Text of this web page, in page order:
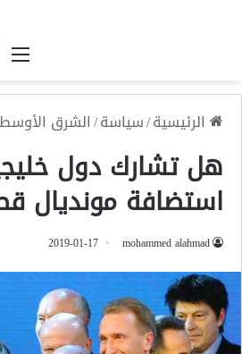
الرئيسية/سياسة/الشرق الأوسط
هل تشارك دول
استضافة مونديال
mohammed alahmad
2019-01-17